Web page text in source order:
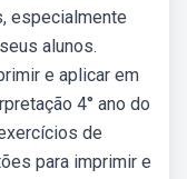
especialmente
alunos.
e aplicar em
4° ano do
de
para imprimir e